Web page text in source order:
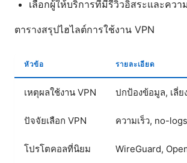
เลือกผู้ให้บริการที่มีรีวิวอิสระและควา
ตารางสรุปไฮไลต์การใช้งาน VPN
หัวข้อ รายละเอียด
เหตุผลใช้งาน VPN ปกป้องข้อมูล, เลี่
ปัจจัยเลือก VPN ความเร็ว, no-
โปรโตคอลที่นิยม WireGuard,